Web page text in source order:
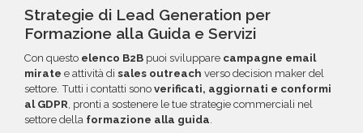
Strategie di Lead Generation per
Formazione alla Guida e Servizi
Con questo elenco B2B puoi sviluppare campagne email
mirate e attività di sales outreach verso decision maker del
settore. Tutti i contatti sono verificati, aggiornati e conformi
al GDPR, pronti a sostenere le tue strategie commerciali nel
settore della formazione alla guida.